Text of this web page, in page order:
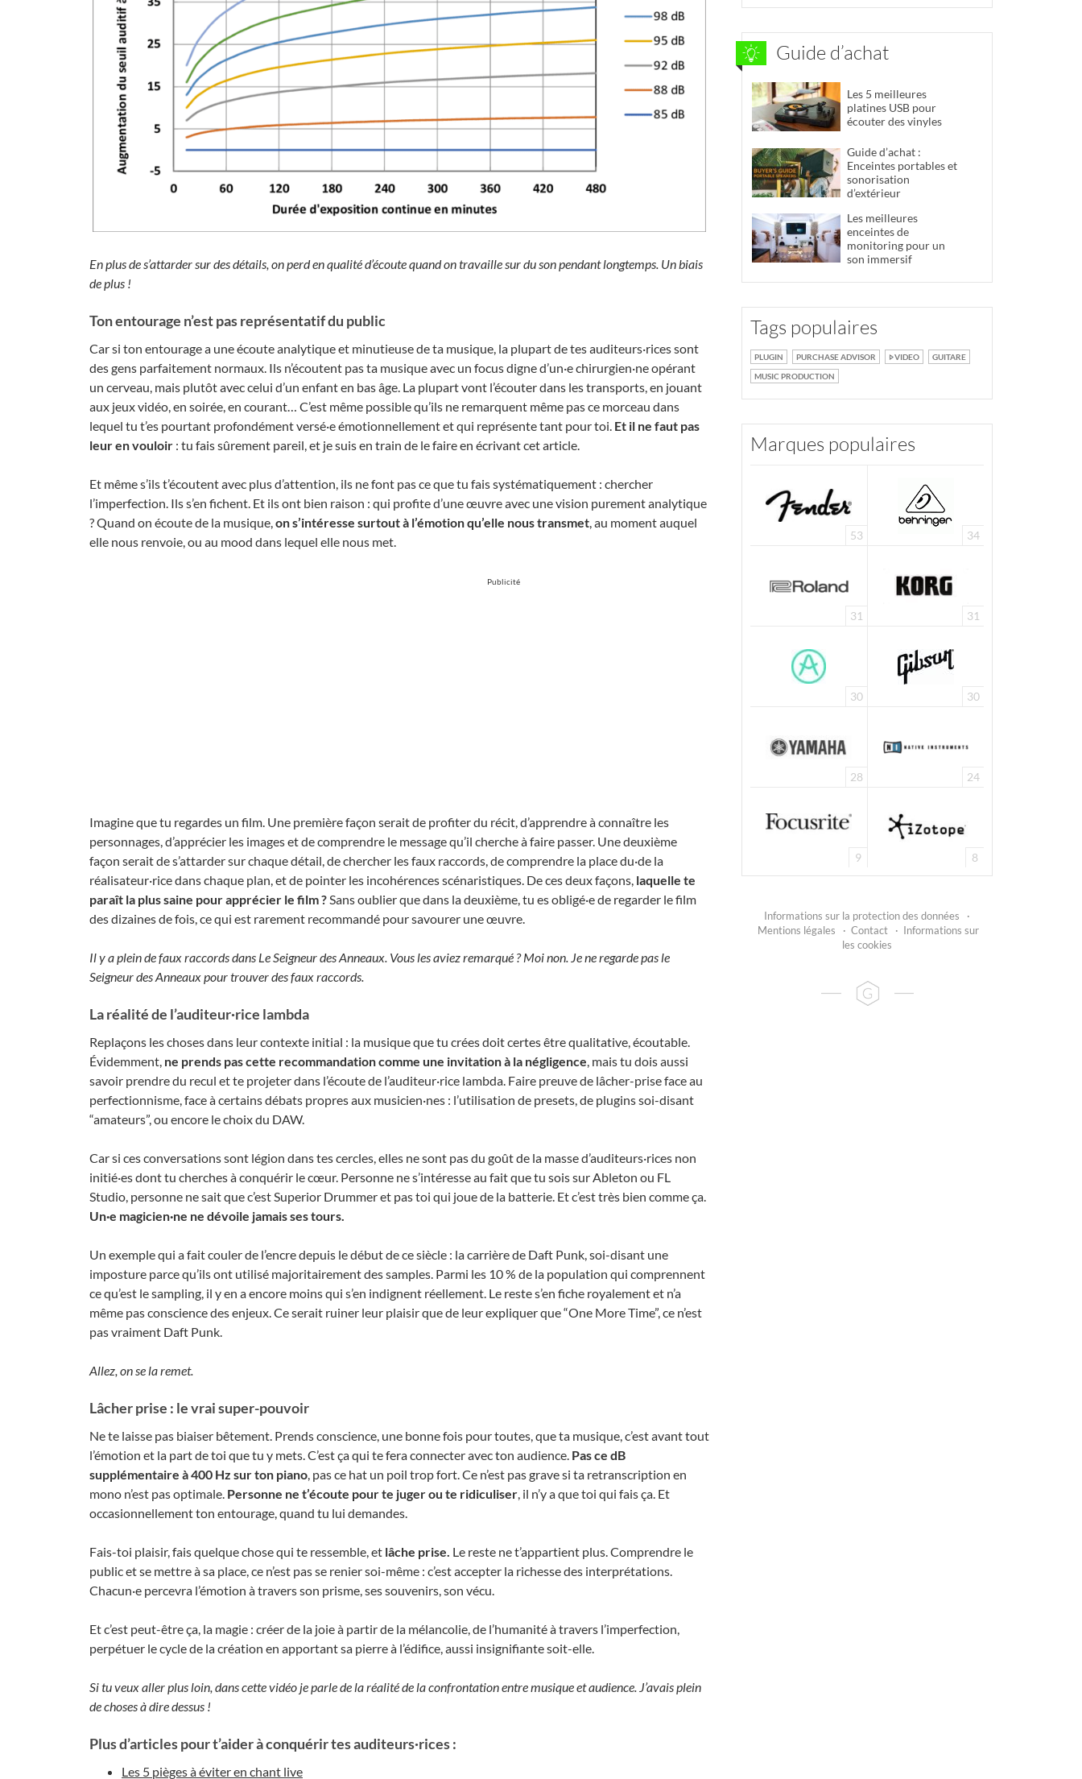
En plus de s’attarder sur des détails, on perd en qualité d’écoute quand on travaille sur du son pendant longtemps. Un biais
de plus !
Ton entourage n’est pas représentatif du public
Car si ton entourage a une écoute analytique et minutieuse de ta musique, la plupart de tes auditeurs·rices sont
des gens parfaitement normaux. Ils n’écoutent pas ta musique avec un focus digne d’un·e chirurgien·ne opérant
un cerveau, mais plutôt avec celui d’un enfant en bas âge. La plupart vont l’écouter dans les transports, en jouant
aux jeux vidéo, en soirée, en courant… C’est même possible qu’ils ne remarquent même pas ce morceau dans
lequel tu t’es pourtant profondément versé·e émotionnellement et qui représente tant pour toi. Et il ne faut pas
leur en vouloir : tu fais sûrement pareil, et je suis en train de le faire en écrivant cet article.
Et même s’ils t’écoutent avec plus d’attention, ils ne font pas ce que tu fais systématiquement : chercher
l’imperfection. Ils s’en fichent. Et ils ont bien raison : qui profite d’une œuvre avec une vision purement analytique
? Quand on écoute de la musique, on s’intéresse surtout à l’émotion qu’elle nous transmet , au moment auquel
elle nous renvoie, ou au mood dans lequel elle nous met.
Publicité
Imagine que tu regardes un film. Une première façon serait de profiter du récit, d’apprendre à connaître les
personnages, d’apprécier les images et de comprendre le message qu’il cherche à faire passer. Une deuxième
façon serait de s’attarder sur chaque détail, de chercher les faux raccords, de comprendre la place du·de la
réalisateur·rice dans chaque plan, et de pointer les incohérences scénaristiques. De ces deux façons, laquelle te
paraît la plus saine pour apprécier le film ? Sans oublier que dans la deuxième, tu es obligé·e de regarder le film
des dizaines de fois, ce qui est rarement recommandé pour savourer une œuvre.
Il y a plein de faux raccords dans Le Seigneur des Anneaux. Vous les aviez remarqué ? Moi non. Je ne regarde pas le
Seigneur des Anneaux pour trouver des faux raccords.
La réalité de l’auditeur·rice lambda
Replaçons les choses dans leur contexte initial : la musique que tu crées doit certes être qualitative, écoutable.
Évidemment, ne prends pas cette recommandation comme une invitation à la négligence , mais tu dois aussi
savoir prendre du recul et te projeter dans l’écoute de l’auditeur·rice lambda. Faire preuve de lâcher-prise face au
perfectionnisme, face à certains débats propres aux musicien·nes : l’utilisation de presets, de plugins soi-disant
“amateurs”, ou encore le choix du DAW.
Car si ces conversations sont légion dans tes cercles, elles ne sont pas du goût de la masse d’auditeurs·rices non
initié·es dont tu cherches à conquérir le cœur. Personne ne s’intéresse au fait que tu sois sur Ableton ou FL
Studio, personne ne sait que c’est Superior Drummer et pas toi qui joue de la batterie. Et c’est très bien comme ça.
Un·e magicien·ne ne dévoile jamais ses tours.
Un exemple qui a fait couler de l’encre depuis le début de ce siècle : la carrière de Daft Punk, soi-disant une
imposture parce qu’ils ont utilisé majoritairement des samples. Parmi les 10 % de la population qui comprennent
ce qu’est le sampling, il y en a encore moins qui s’en indignent réellement. Le reste s’en fiche royalement et n’a
même pas conscience des enjeux. Ce serait ruiner leur plaisir que de leur expliquer que “One More Time”, ce n’est
pas vraiment Daft Punk.
Allez, on se la remet.
Lâcher prise : le vrai super-pouvoir
Ne te laisse pas biaiser bêtement. Prends conscience, une bonne fois pour toutes, que ta musique, c’est avant tout
l’émotion et la part de toi que tu y mets. C’est ça qui te fera connecter avec ton audience. Pas ce dB
supplémentaire à 400 Hz sur ton piano , pas ce hat un poil trop fort. Ce n’est pas grave si ta retranscription en
mono n’est pas optimale. Personne ne t’écoute pour te juger ou te ridiculiser , il n’y a que toi qui fais ça. Et
occasionnellement ton entourage, quand tu lui demandes.
Fais-toi plaisir, fais quelque chose qui te ressemble, et lâche prise. Le reste ne t’appartient plus. Comprendre le
public et se mettre à sa place, ce n’est pas se renier soi-même : c’est accepter la richesse des interprétations.
Chacun·e percevra l’émotion à travers son prisme, ses souvenirs, son vécu.
Et c’est peut-être ça, la magie : créer de la joie à partir de la mélancolie, de l’humanité à travers l’imperfection,
perpétuer le cycle de la création en apportant sa pierre à l’édifice, aussi insignifiante soit-elle.
Si tu veux aller plus loin, dans cette vidéo je parle de la réalité de la confrontation entre musique et audience. J’avais plein
de choses à dire dessus !
Plus d’articles pour t’aider à conquérir tes auditeurs·rices :
Les 5 pièges à éviter en chant live
Guide d’achat
Les 5 meilleures
platines USB pour
écouter des vinyles
Guide d’achat :
Enceintes portables et
sonorisation
d’extérieur
Les meilleures
enceintes de
monitoring pour un
son immersif
Tags populaires
PLUGIN PURCHASE ADVISOR VIDEO
GUITARE
MUSIC PRODUCTION
Marques populaires
53 34
31 31
30 30
28 24
9 8
Informations sur la protection des données
·
Mentions légales
· Contact · Informations sur
les cookies